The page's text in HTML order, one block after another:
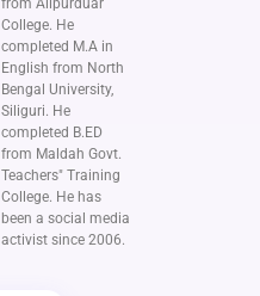
College. He
completed M.A in
English from North
Bengal University,
Siliguri. He
completed B.ED
from Maldah Govt.
Teachers" Training
College. He has
been a social media
activist since 2006.